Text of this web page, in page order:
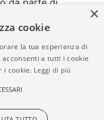
italia.it
della
normativa in
aspetto dei
by
×
cookie
la tua esperienza di
a tutti i cookie
i cookie. Leggi di più